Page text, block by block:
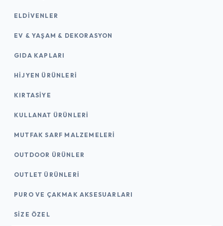
ELDIVENLER
EV & YAŞAM & DEKORASYON
GIDA KAPLARI
HIJYEN ÜRÜNLERI
KIRTASİYE
KULLANAT ÜRÜNLERI
MUTFAK SARF MALZEMELERI
OUTDOOR ÜRÜNLER
OUTLET ÜRÜNLERI
PURO VE ÇAKMAK AKSESUARLARI
SIZE ÖZEL